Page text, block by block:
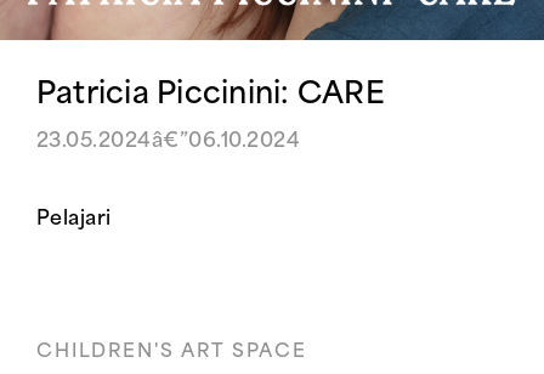
Patricia Piccinini: CARE
23.05.2024â€”06.10.2024
Pelajari
CHILDREN'S ART SPACE